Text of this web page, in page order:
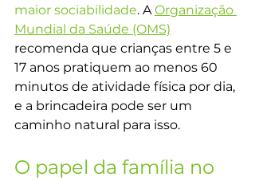
maior sociabilidade. A Organização
Mundial da Saúde (OMS)
recomenda que crianças entre 5 e
17 anos pratiquem ao menos 60
minutos de atividade física por dia,
e a brincadeira pode ser um
caminho natural para isso.
O papel da família no